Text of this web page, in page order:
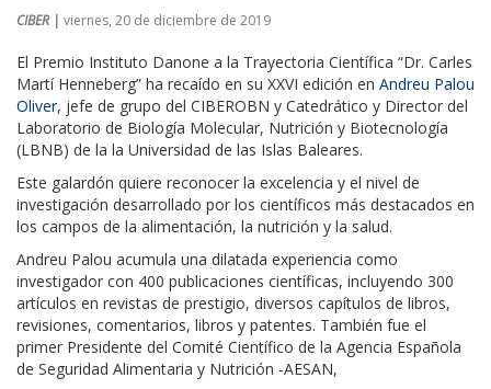
CIBER | viernes, 20 de diciembre de 2019
El Premio Instituto Danone a la Trayectoria Científica “Dr. Carles
Martí Henneberg” ha recaído en su XXVI edición en Andreu Palou
Oliver, jefe de grupo del CIBEROBN y Catedrático y Director del
Laboratorio de Biología Molecular, Nutrición y Biotecnología
(LBNB) de la la Universidad de las Islas Baleares.
Este galardón quiere reconocer la excelencia y el nivel de
investigación desarrollado por los científicos más destacados en
los campos de la alimentación, la nutrición y la salud.
Andreu Palou acumula una dilatada experiencia como
investigador con 400 publicaciones científicas, incluyendo 300
artículos en revistas de prestigio, diversos capítulos de libros,
revisiones, comentarios, libros y patentes. También fue el
primer Presidente del Comité Científico de la Agencia Española
de Seguridad Alimentaria y Nutrición -AESAN,